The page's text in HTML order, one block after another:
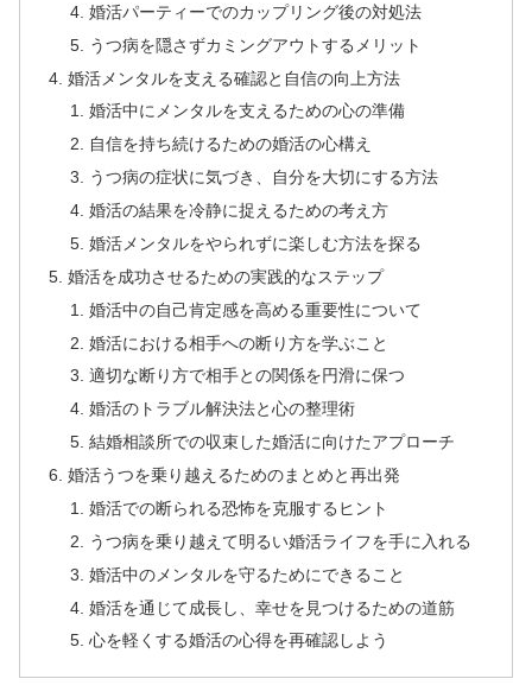
婚活パーティーでのカップリング後の対処法
うつ病を隠さずカミングアウトするメリット
婚活メンタルを支える確認と自信の向上方法
婚活中にメンタルを支えるための心の準備
自信を持ち続けるための婚活の心構え
うつ病の症状に気づき、自分を大切にする方法
婚活の結果を冷静に捉えるための考え方
婚活メンタルをやられずに楽しむ方法を探る
婚活を成功させるための実践的なステップ
婚活中の自己肯定感を高める重要性について
婚活における相手への断り方を学ぶこと
適切な断り方で相手との関係を円滑に保つ
婚活のトラブル解決法と心の整理術
結婚相談所での収束した婚活に向けたアプローチ
婚活うつを乗り越えるためのまとめと再出発
婚活での断られる恐怖を克服するヒント
うつ病を乗り越えて明るい婚活ライフを手に入れる
婚活中のメンタルを守るためにできること
婚活を通じて成長し、幸せを見つけるための道筋
心を軽くする婚活の心得を再確認しよう